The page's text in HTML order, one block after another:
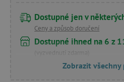
Dostupné jen v
Ceny a způsob doručení
Dostupné ihned na 6 z
(vyzvednutí zdarma)
Zobrazit